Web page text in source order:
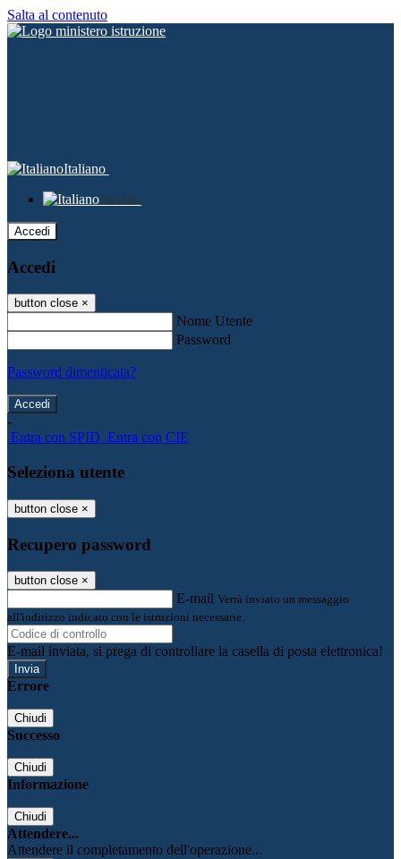
Salta al contenuto
Italiano
Italiano
Accedi
Accedi
button close ×
Nome Utente
Password
Password dimenticata?
-
Entra con SPID Entra con CIE
Seleziona utente
button close ×
Recupero password
button close ×
E-mail Verrà inviato un messaggio
all'indirizzo indicato con le istruzioni necessarie.
E-mail inviata, si prega di controllare la casella di posta elettronica!
Errore
Chiudi
Successo
Chiudi
Informazione
Chiudi
Attendere...
Attendere il completamento dell'operazione...